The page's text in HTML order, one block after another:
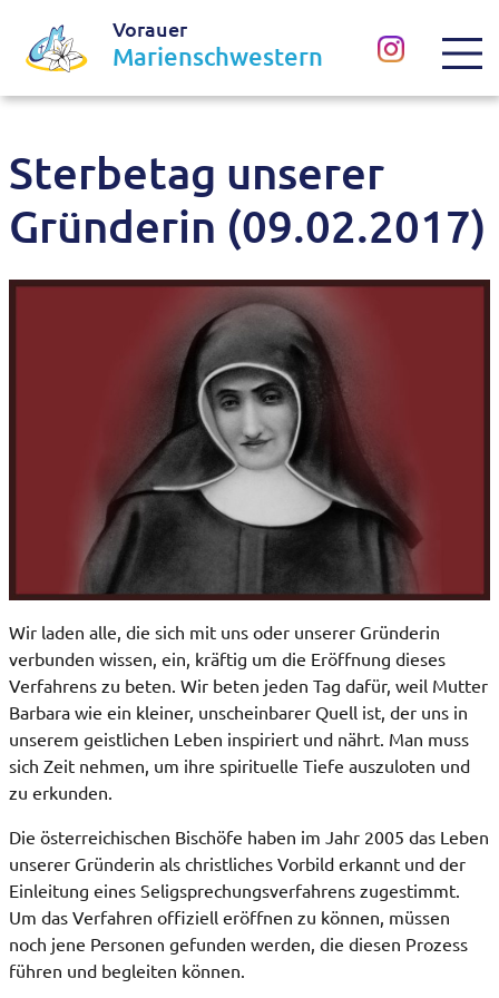
Vorauer
Marienschwestern
Sterbetag unserer
Gründerin (09.02.2017)
Wir laden alle, die sich mit uns oder unserer Gründerin
verbunden wissen, ein, kräftig um die Eröffnung dieses
Verfahrens zu beten. Wir beten jeden Tag dafür, weil Mutter
Barbara wie ein kleiner, unscheinbarer Quell ist, der uns in
unserem geistlichen Leben inspiriert und nährt. Man muss
sich Zeit nehmen, um ihre spirituelle Tiefe auszuloten und
zu erkunden.
Die österreichischen Bischöfe haben im Jahr 2005 das Leben
unserer Gründerin als christliches Vorbild erkannt und der
Einleitung eines Seligsprechungsverfahrens zugestimmt.
Um das Verfahren offiziell eröffnen zu können, müssen
noch jene Personen gefunden werden, die diesen Prozess
führen und begleiten können.